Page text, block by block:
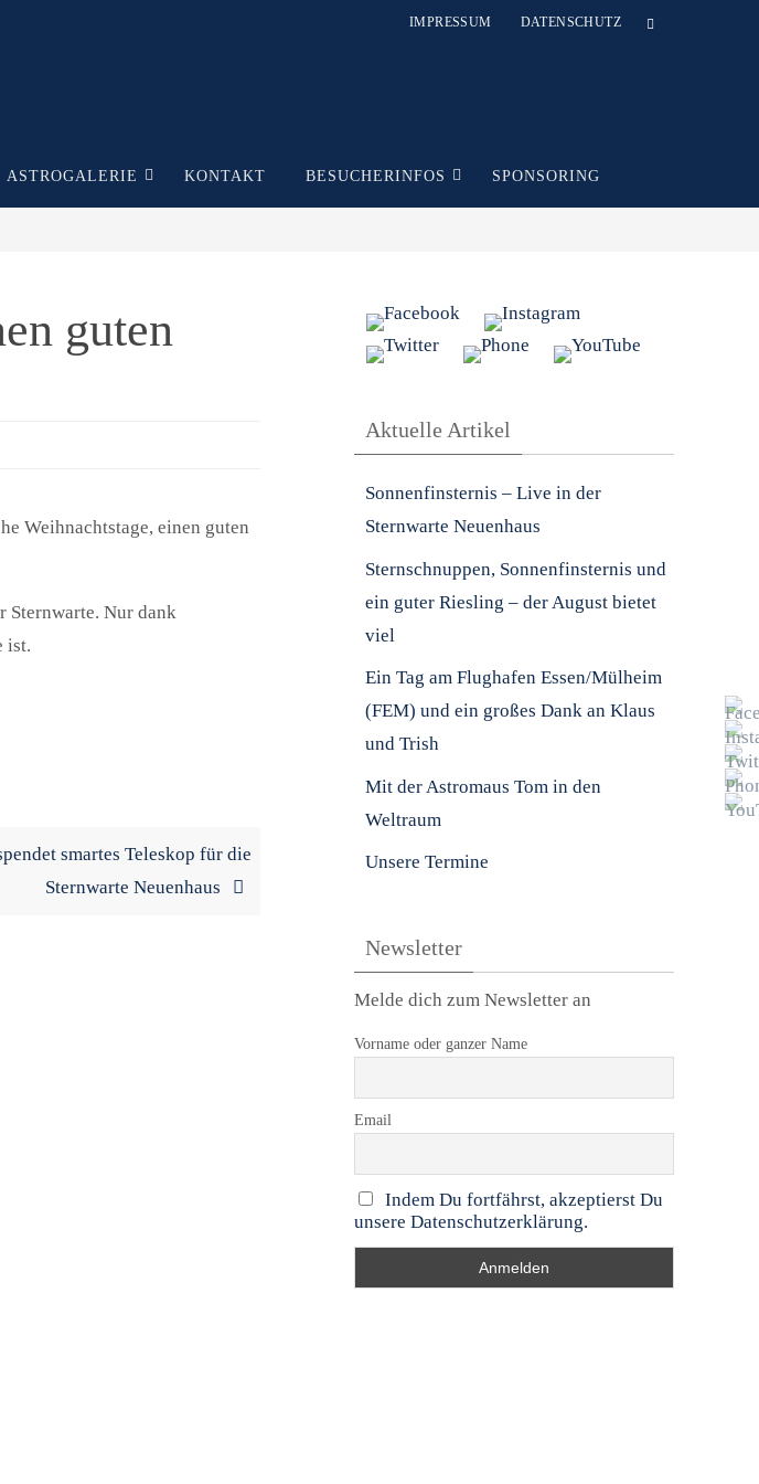
IMPRESSUM DATENSCHUTZ
ASTROGALERIE KONTAKT BESUCHERINFOS SPONSORING
guten
Weihnachtstage, einen guten
Sternwarte. Nur dank
ist.
smartes Teleskop für die
Sternwarte Neuenhaus
Aktuelle Artikel
Sonnenfinsternis – Live in der
Sternwarte Neuenhaus
Sternschnuppen, Sonnenfinsternis und
ein guter Riesling – der August bietet
viel
Ein Tag am Flughafen Essen/Mülheim
(FEM) und ein großes Dank an Klaus
und Trish
Mit der Astromaus Tom in den
Weltraum
Unsere Termine
Newsletter
Melde dich zum Newsletter an
Vorname oder ganzer Name
Email
Indem Du fortfährst, akzeptierst Du
unsere Datenschutzerklärung.